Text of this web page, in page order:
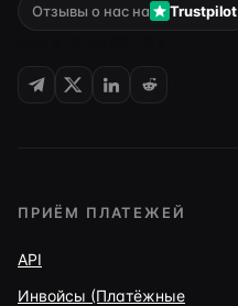
Отзывы о нас на
Trustpilot
ПРИЁМ ПЛАТЕЖЕЙ
API
Инвойсы (Платёжные